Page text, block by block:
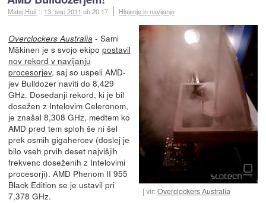
Matej Huš :: 13. sep 2011 ob 20:17 Hlajenje in navijanje
vir:Overclockers Australia
Overclockers Australia - Sami
Mãkinen je s svojo ekipo postavil
nov rekord v navijanju
procesorjev, saj so uspeli AMD-
jev Bulldozer naviti do 8,429
GHz. Dosedanji rekord, ki je bil
dosežen z Intelovim Celeronom,
je znašal 8,308 GHz, medtem ko
AMD pred tem sploh še ni šel
prek osmih gigahercev (doslej je
bilo vseh prvih deset najvišjih
frekvenc doseženih z Intelovimi
procesorji). AMD Phenom II 955
Black Edition se je ustavil pri
7,378 GHz.